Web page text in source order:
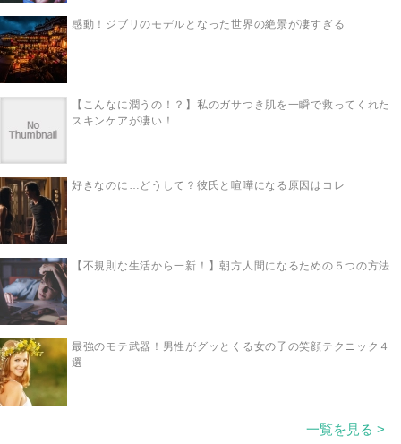
感動！ジブリのモデルとなった世界の絶景が凄すぎる
【こんなに潤うの！？】私のガサつき肌を一瞬で救ってくれた
スキンケアが凄い！
好きなのに…どうして？彼氏と喧嘩になる原因はコレ
【不規則な生活から一新！】朝方人間になるための５つの方法
最強のモテ武器！男性がグッとくる女の子の笑顔テクニック４
選
一覧を見る >